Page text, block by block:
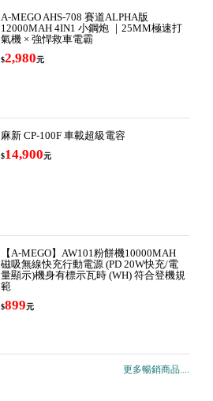
A-MEGO AHS-708 賽道ALPHA版
12000MAH 4IN1 小鋼炮 ｜25MM極速打
氣機 × 強悍救車電霸
$2,980元
麻新 CP-100F 車載超級電容
$14,900元
【A-MEGO】AW101粉餅機10000MAH
磁吸無線快充行動電源 (PD 20W快充/電
量顯示)機身有標示瓦時 (WH) 符合登機規
範
$899元
更多暢銷商品....